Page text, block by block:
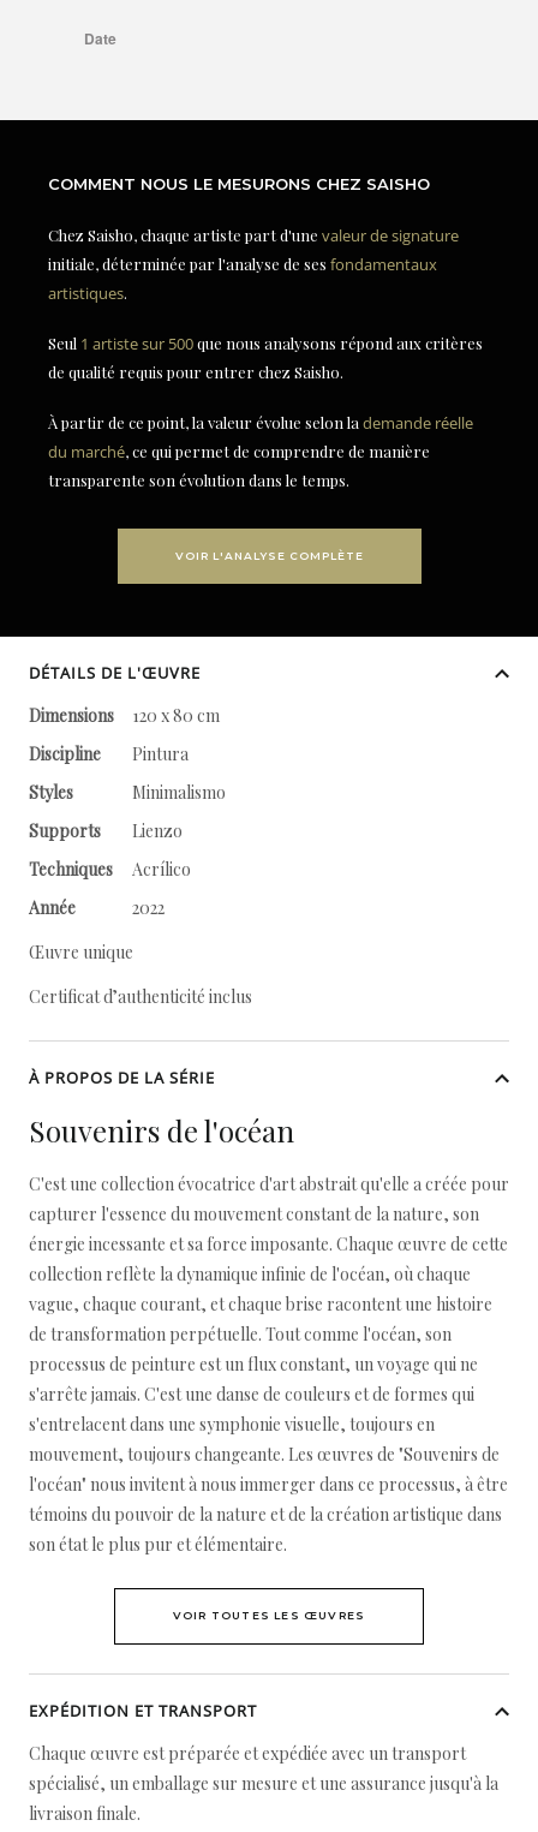
COMMENT NOUS LE MESURONS CHEZ SAISHO
Chez Saisho, chaque artiste part d'une valeur de signature
initiale, déterminée par l'analyse de ses fondamentaux
artistiques.
Seul 1 artiste sur 500que nous analysons répond aux critères
de qualité requis pour entrer chez Saisho.
À partir de ce point, la valeur évolue selon la demande réelle
du marché, ce qui permet de comprendre de manière
transparente son évolution dans le temps.
VOIR L'ANALYSE COMPLÈTE
DÉTAILS DE L'ŒUVRE
Dimensions
120 x 80 cm
Discipline
Pintura
Styles
Minimalismo
Supports
Lienzo
Techniques
Acrílico
Année
2022
Œuvre unique
Certificat d’authenticité inclus
À PROPOS DE LA SÉRIE
Souvenirs de l'océan
C'est une collection évocatrice d'art abstrait qu'elle a créée pour
capturer l'essence du mouvement constant de la nature, son
énergie incessante et sa force imposante. Chaque œuvre de cette
collection reflète la dynamique infinie de l'océan, où chaque
vague, chaque courant, et chaque brise racontent une histoire
de transformation perpétuelle. Tout comme l'océan, son
processus de peinture est un flux constant, un voyage qui ne
s'arrête jamais. C'est une danse de couleurs et de formes qui
s'entrelacent dans une symphonie visuelle, toujours en
mouvement, toujours changeante. Les œuvres de "Souvenirs de
l'océan" nous invitent à nous immerger dans ce processus, à être
témoins du pouvoir de la nature et de la création artistique dans
son état le plus pur et élémentaire.
VOIR TOUTES LES ŒUVRES
EXPÉDITION ET TRANSPORT
Chaque œuvre est préparée et expédiée avec un transport
spécialisé, un emballage sur mesure et une assurance jusqu'à la
livraison finale.